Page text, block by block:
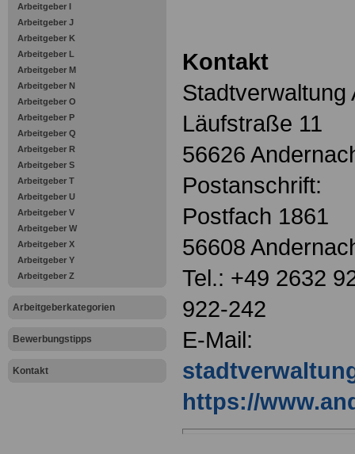
Arbeitgeber I
Arbeitgeber J
Arbeitgeber K
Arbeitgeber L
Arbeitgeber M
Arbeitgeber N
Arbeitgeber O
Arbeitgeber P
Arbeitgeber Q
Arbeitgeber R
Arbeitgeber S
Arbeitgeber T
Arbeitgeber U
Arbeitgeber V
Arbeitgeber W
Arbeitgeber X
Arbeitgeber Y
Arbeitgeber Z
Arbeitgeberkategorien
Bewerbungstipps
Kontakt
Kontakt
Stadtverwaltung
Läufstraße 11
56626
Postanschrift:
Postfach 1861
56608
Tel.: +49 2632
922-242
E-Mail:
https://